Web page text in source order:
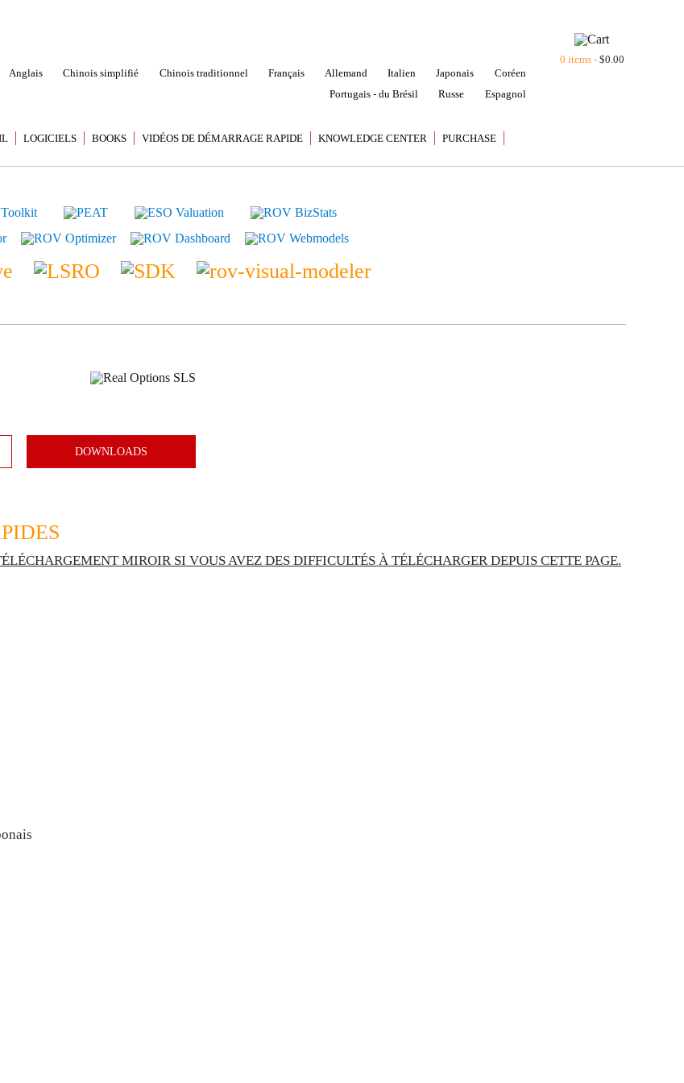
Anglais Chinois simplifié Chinois traditionnel Français Allemand Italien Japonais
Coréen
Portugais - du Brésil
Russe Espagnol
0 items - $0.00
LOGICIELS BOOKS VIDÉOS DE DÉMARRAGE RAPIDE KNOWLEDGE CENTER PURCHASE
DOWNLOADS
MIROIR SI VOUS AVEZ DES DIFFICULTÉS À TÉLÉCHARGER DEPUIS CETTE PAGE.